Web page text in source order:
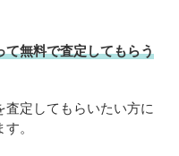
て無料で査定してもらう
定してもらいたい方に
。